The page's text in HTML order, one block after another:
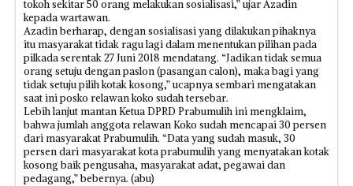
tokoh sekitar 50 orang melakukan sosialisasi,” ujar Azadin
kepada wartawan.
Azadin berharap, dengan sosialisasi yang dilakukan pihaknya
itu masyarakat tidak ragu lagi dalam menentukan pilihan pada
pilkada serentak 27 Juni 2018 mendatang. “Jadikan tidak semua
orang setuju dengan paslon (pasangan calon), maka bagi yang
tidak setuju pilih kotak kosong,” ucapnya sembari mengatakan
saat ini posko relawan koko sudah tersebar.
Lebih lanjut mantan Ketua DPRD Prabumulih ini mengklaim,
bahwa jumlah anggota relawan Koko sudah mencapai 30 persen
dari masyarakat Prabumulih. “Data yang sudah masuk, 30
persen dari masyarakat kota prabumulih yang menyatakan kotak
kosong baik pengusaha, masyarakat adat, pegawai dan
pedagang,” bebernya. (abu)